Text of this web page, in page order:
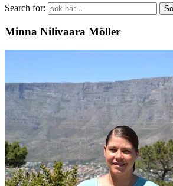
Search for:
Minna Nilivaara Möller